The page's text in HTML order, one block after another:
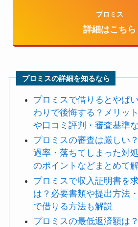
プロミス
詳細はこちら
プロミスの詳細を知るなら
プロミスで借りるとやば
わりで後悔する？メリッ
や口コミ評判・審査基準
プロミスの審査は厳しい
過率・落ちてしまった対
のポイントなどまとめて
プロミスで収入証明書を
は？必要書類や提出方法
で借りる方法も解説
プロミスの最低返済額は